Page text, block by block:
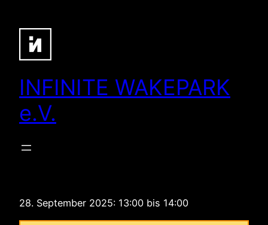
Inhalt
springen
INFINITE WAKEPARK
e.V.
28. September 2025: 13:00 bis 14:00